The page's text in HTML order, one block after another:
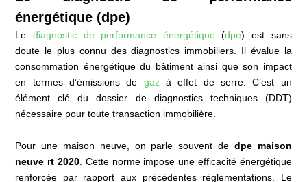
énergétique (dpe)
Le diagnostic de performance énergétique (dpe) est sans
doute le plus connu des diagnostics immobiliers. Il évalue la
consommation énergétique du bâtiment ainsi que son impact
en termes d’émissions de gazà effet de serre. C’est un
élément clé du dossier de diagnostics techniques (DDT)
nécessaire pour toute transaction immobilière.
Pour une maison neuve, on parle souvent de dpe maison
neuve rt 2020. Cette norme impose une efficacité énergétique
renforcée par rapport aux précédentes réglementations. Le